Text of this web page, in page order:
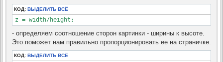
КОД: ВЫДЕЛИТЬ ВСЁ
z = width/height;
- определяем соотношение сторон картинки - ширины к высоте.
Это поможет нам правильно пропорционировать ее на страничке.
КОД: ВЫДЕЛИТЬ ВСЁ